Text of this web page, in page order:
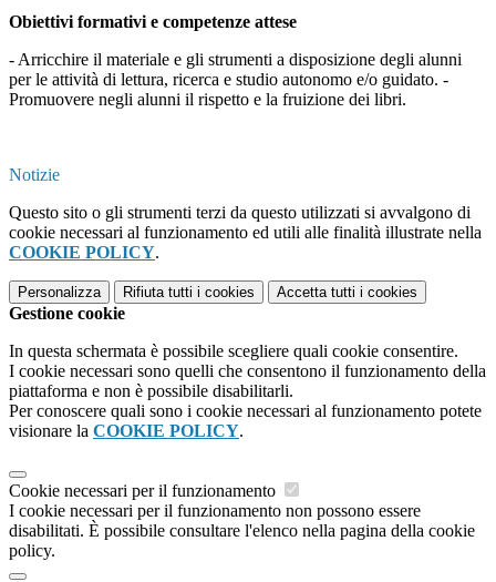
Obiettivi formativi e competenze attese
- Arricchire il materiale e gli strumenti a disposizione degli alunni
per le attività di lettura, ricerca e studio autonomo e/o guidato. -
Promuovere negli alunni il rispetto e la fruizione dei libri.
Notizie
Questo sito o gli strumenti terzi da questo utilizzati si avvalgono di
cookie necessari al funzionamento ed utili alle finalità illustrate nella
COOKIE POLICY.
Personalizza Rifiuta tutti i cookies Accetta tutti i cookies
Gestione cookie
In questa schermata è possibile scegliere quali cookie consentire.
I cookie necessari sono quelli che consentono il funzionamento della
piattaforma e non è possibile disabilitarli.
Per conoscere quali sono i cookie necessari al funzionamento potete
visionare la COOKIE POLICY.
Cookie necessari per il funzionamento
I cookie necessari per il funzionamento non possono essere
disabilitati. È possibile consultare l'elenco nella pagina della cookie
policy.